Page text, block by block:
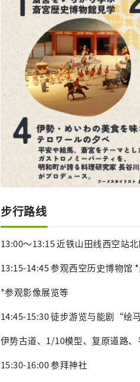
步行路线
13:00～13:15 近铁山田线西空站
13:15-14:45 参观西空历史博物馆
*参观影像展览等
14:45-15:30 徒步游览与能剧“绘
伊势古道、1/10模型、复原道路
15:30-16:00 参拜神社